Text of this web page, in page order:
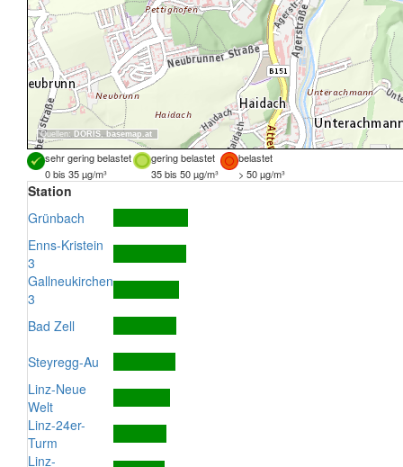
Quellen: DORIS, basemap.at
sehr gering belastet gering belastet
belastet
0 bis 35 µg/m³
35 bis 50 µg/m³ > 50 µg/m³
Station
Grünbach
Enns-Kristein
3
Gallneukirchen
3
Bad Zell
Steyregg-Au
Linz-Neue
Welt
Linz-24er-
Turm
Linz-